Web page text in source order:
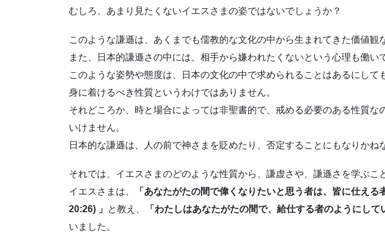
むしろ、あまり見たくないイエスさまの姿ではないでしょうか？
このような謙遜は、あくまでも儒教的な文化の中から生まれてきた価値観
また、日本的謙遜さの中には、相手から嫌われたくないという心理も働い
このような姿勢や態度は、日本の文化の中で求められることはあるにして
身に着けるべき性質というわけではありません。
それどころか、時と場合によっては非聖書的で、戒める必要のある性質な
いけません。
日本的な謙遜は、人の前で神さまを貶めたり、否定することにもなりかね
それでは、イエスさまのどのような性質から、謙虚さや、謙遜さを学ぶこ
イエスさまは、
「あなたがたの間で偉くなりたいと思う者は、皆に仕える
20:26) 」 と教え、 「わたしはあなたがたの間で、給仕する者のようにして
いました。